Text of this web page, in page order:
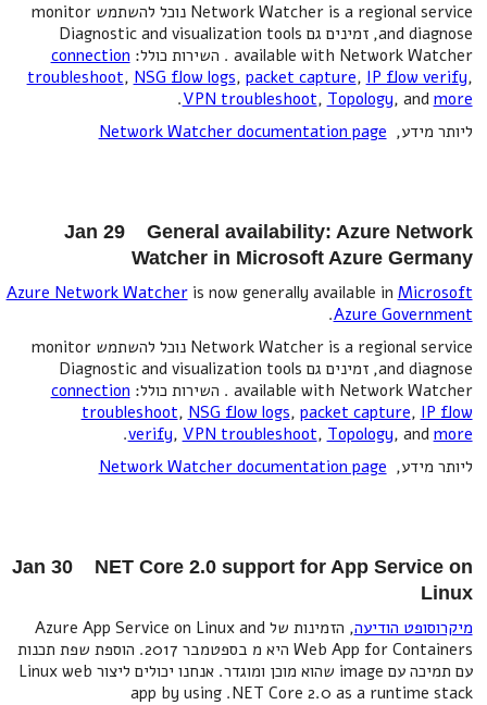
Network Watcher is a regional service נוכל להשתמש monitor
and diagnose, זמינים גם Diagnostic and visualization tools
available with Network Watcher . השירות כולל:
connection
troubleshoot, NSG flow logs, packet capture, IP flow verify,
VPN troubleshoot, Topology, and more
.
ליותר מידע, Network Watcher documentation page
Jan 29 General availability: Azure Network
Watcher in Microsoft Azure Germany
Azure Network Watcheris now generally available in Microsoft
Azure Government
.
Network Watcher is a regional service נוכל להשתמש monitor
and diagnose, זמינים גם Diagnostic and visualization tools
available with Network Watcher . השירות כולל:
connection
troubleshoot, NSG flow logs, packet capture, IP flow
verify, VPN troubleshoot, Topology, and more
.
ליותר מידע, Network Watcher documentation page
Jan 30 NET Core 2.0 support for App Service on
Linux
מיקרוסופט הודיעה
, הזמינות של Azure App Service on Linux and
Web App for Containers היא מ בספטמבר 2017. הוספת שפת תכנות
עם תמיכה עם image שהוא מוכן ומוגדר. אנחנו יכולים ליצור Linux web
app by using .NET Core 2.0 as a runtime stack